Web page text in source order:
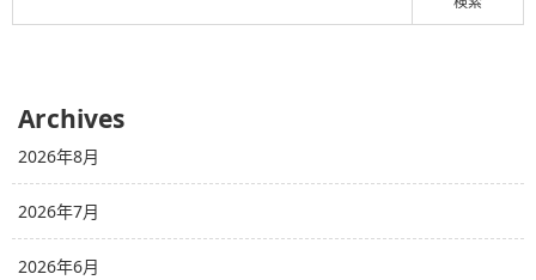
Archives
2026年8月
2026年7月
2026年6月